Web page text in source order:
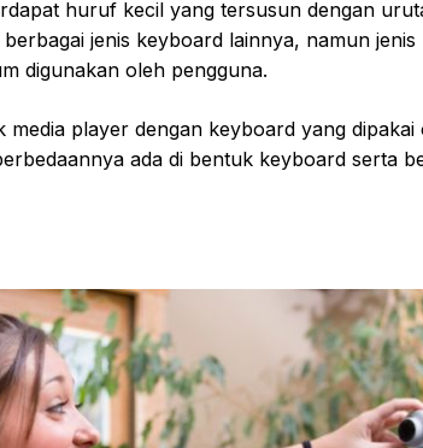
huruf kecil yang tersusun dengan
jenis keyboard lainnya, namun
digunakan oleh pengguna.
media player dengan keyboard yang
ada di bentuk keyboard serta